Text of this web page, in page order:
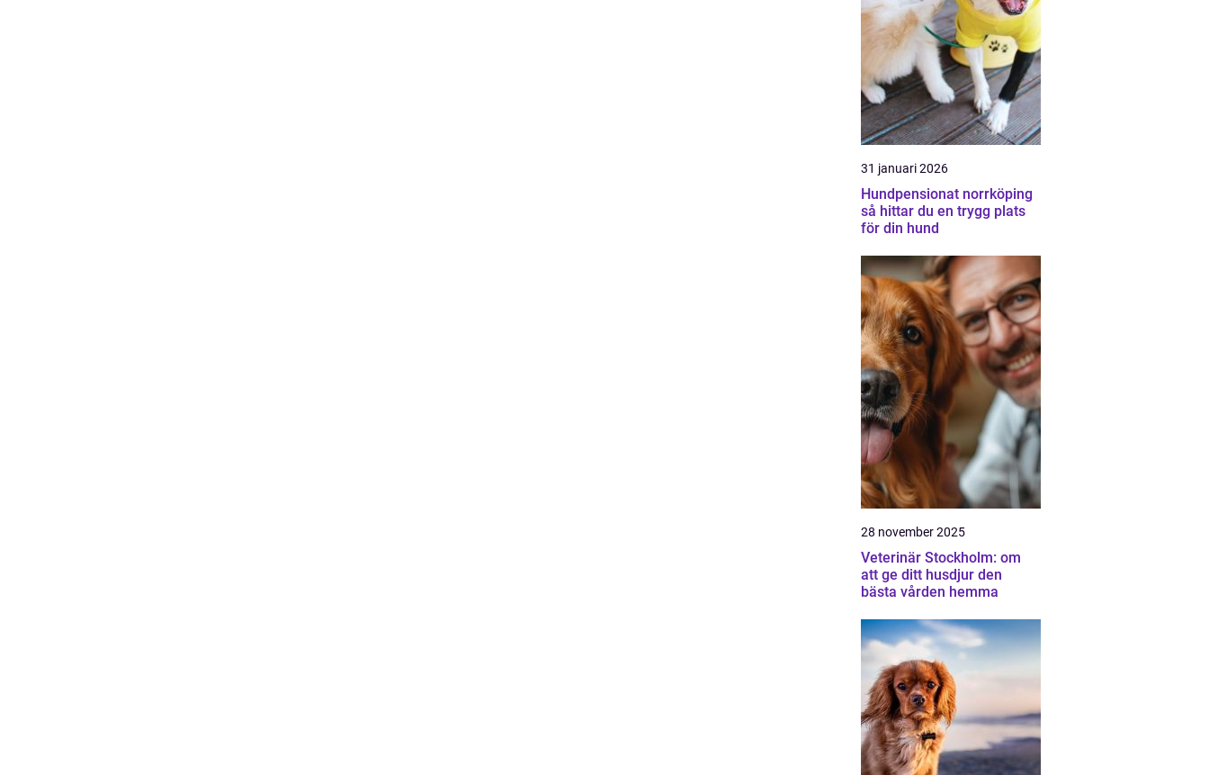
31 januari 2026
Hundpensionat norrköping
så hittar du en trygg plats
för din hund
28 november 2025
Veterinär Stockholm: om
att ge ditt husdjur den
bästa vården hemma